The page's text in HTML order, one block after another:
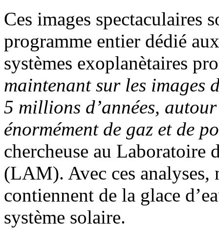
Ces images spectaculaires
programme entier dédié
systèmes exoplanètaires
maintenant sur les images
5 millions d’années,
énormément de gaz et de
chercheuse au Laboratoire
(LAM). Avec ces analyses,
contiennent de la glace
système solaire.